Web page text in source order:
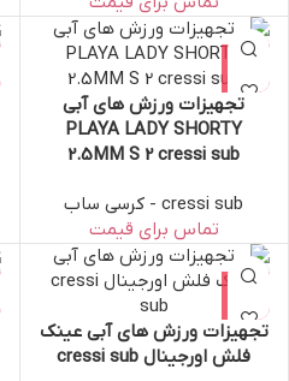
تجهیزات ورزش های آبی
PLAYA LADY SHORTY
2.5MM S 2 cressi sub
cressi sub - کرسی ساب
تجهیزات ورزش های آبی عینک
فلش اورجینال cressi sub